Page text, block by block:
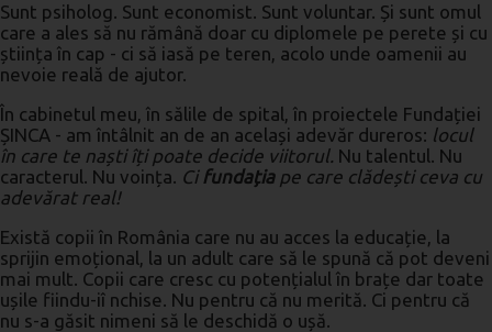
Sunt psiholog. Sunt economist. Sunt voluntar. Și sunt omul
care a ales să nu rămână doar cu diplomele pe perete și cu
știința în cap - ci să iasă pe teren, acolo unde oamenii au
nevoie reală de ajutor.
În cabinetul meu, în sălile de spital, în proiectele Fundației
ȘINCA - am întâlnit an de an același adevăr dureros: locul
în care te naști îți poate decide viitorul. Nu talentul. Nu
caracterul. Nu voința. Ci fundația pe care clădești ceva cu
adevărat real!
Există copii în România care nu au acces la educație, la
sprijin emoțional, la un adult care să le spună că pot deveni
mai mult. Copii care cresc cu potențialul în brațe dar toate
ușile fiindu-iî nchise. Nu pentru că nu merită. Ci pentru că
nu s-a găsit nimeni să le deschidă o ușă.